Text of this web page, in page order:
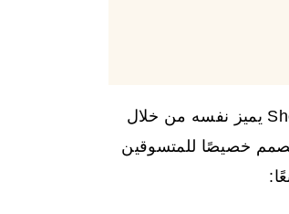
في حين أن العديد من المنصات تقدم إمكانات دروبشيبينغ، فإن Shoplazza يميز نفسه من خلال
خصيصًا للمتسوقين